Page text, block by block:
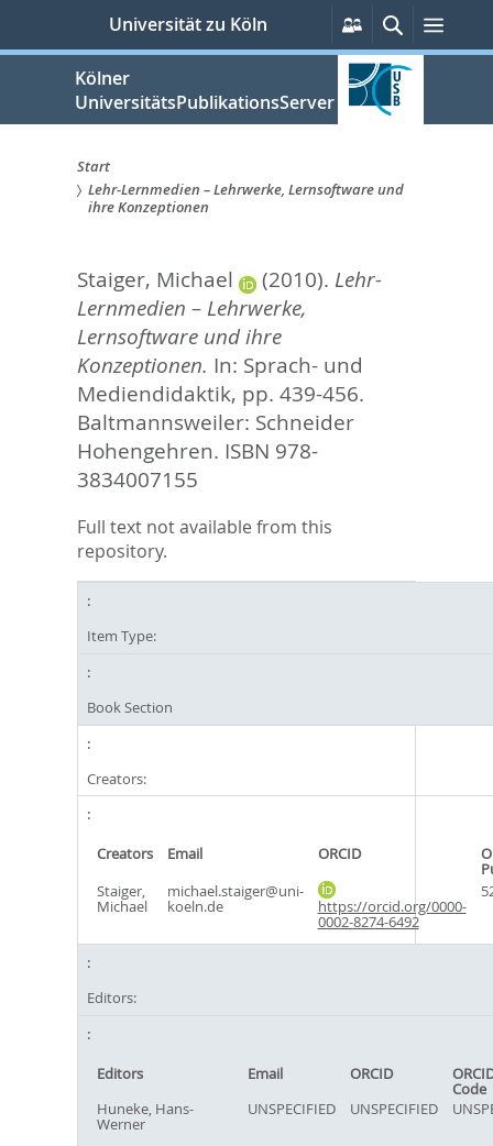
springen
Universität zu Köln
Persönliche
Services
SucheMenü
Kölner
UniversitätsPublikationsServer
Sie
hier:
Start
Lehr-Lernmedien – Lehrwerke, Lernsoftware und
ihre Konzeptionen
Staiger, Michael (2010). Lehr-
Lernmedien – Lehrwerke,
Lernsoftware und ihre
Konzeptionen. In: Sprach- und
Mediendidaktik, pp. 439-456.
Baltmannsweiler: Schneider
Hohengehren. ISBN 978-
3834007155
Full text not available from this
repository.
Item Type:
Book Section
Creators:
Creators Email ORCID
Staiger,
Michael
michael.staiger@uni-
koeln.de https://orcid.org/0000-
0002-8274-6492
Editors:
Editors Email ORCID
Code
Huneke, Hans-
Werner
UNSPECIFIED UNSPECIFIED